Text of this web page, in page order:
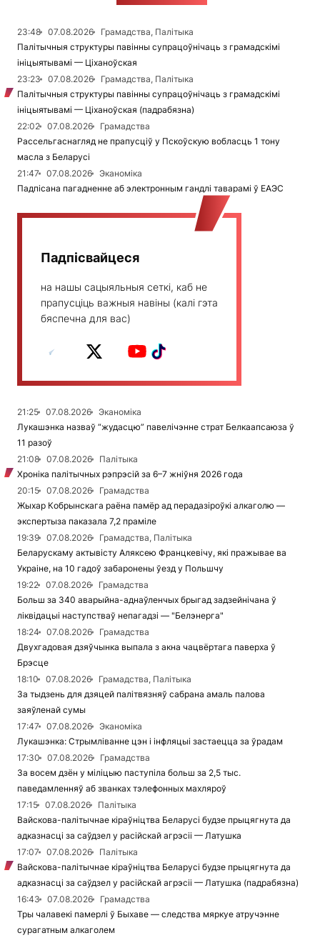
23:48 07.08.2026
Грамадства, Палітыка
Палітычныя структуры павінны супрацоўнічаць з грамадскімі
ініцыятывамі — Ціханоўская
23:23
07.08.2026
Грамадства, Палітыка
Палітычныя структуры павінны супрацоўнічаць з грамадскімі
ініцыятывамі — Ціханоўская (падрабязна)
22:02
07.08.2026
Грамадства
Рассельгаснагляд не прапусціў у Пскоўскую вобласць 1 тону
масла з Беларусі
21:47
07.08.2026
Эканоміка
Падпісана пагадненне аб электронным гандлі таварамі ў ЕАЭС
Падпісвайцеся
на нашы сацыяльныя сеткі, каб не
прапусціць важныя навіны (калі гэта
бяспечна для вас)
21:25 07.08.2026
Эканоміка
Лукашэнка назваў “жудасцю” павелічэнне страт Белкаапсаюза ў
11 разоў
21:08
07.08.2026
Палітыка
Хроніка палітычных рэпрэсій за 6–7 жніўня 2026 года
20:15
07.08.2026
Грамадства
Жыхар Кобрынскага раёна памёр ад перадазіроўкі алкаголю —
экспертыза паказала 7,2 праміле
19:39
07.08.2026
Грамадства, Палітыка
Беларускаму актывісту Аляксею Францкевічу, які пражывае ва
Украіне, на 10 гадоў забаронены ўезд у Польшчу
19:22
07.08.2026
Грамадства
Больш за 340 аварыйна-аднаўленчых брыгад задзейнічана ў
ліквідацыі наступстваў непагадзі — "Белэнерга"
18:24
07.08.2026
Грамадства
Двухгадовая дзяўчынка выпала з акна чацвёртага паверха ў
Брэсце
18:10
07.08.2026
Грамадства, Палітыка
За тыдзень для дзяцей палітвязняў сабрана амаль палова
заяўленай сумы
17:47
07.08.2026
Эканоміка
Лукашэнка: Стрымліванне цэн і інфляцыі застаецца за ўрадам
17:30
07.08.2026
Грамадства
За восем дзён у міліцыю паступіла больш за 2,5 тыс.
паведамленняў аб званках тэлефонных махляроў
17:15
07.08.2026
Палітыка
Вайскова-палітычнае кіраўніцтва Беларусі будзе прыцягнута да
адказнасці за саўдзел у расійскай агрэсіі — Латушка
17:07
07.08.2026
Палітыка
Вайскова-палітычнае кіраўніцтва Беларусі будзе прыцягнута да
адказнасці за саўдзел у расійскай агрэсіі — Латушка (падрабязна)
16:43
07.08.2026
Грамадства
Тры чалавекі памерлі ў Быхаве — следства мяркуе атручэнне
сурагатным алкаголем